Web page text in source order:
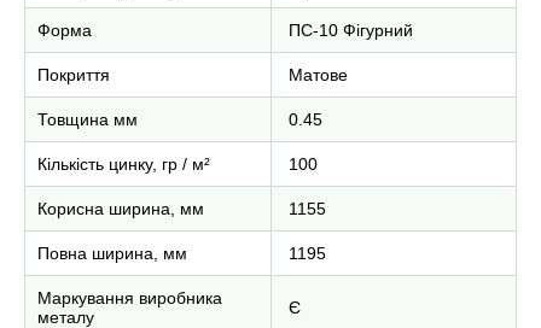
Форма ПС-10 Фігурний
Покриття Матове
Товщина мм 0.45
Кількість цинку, гр / м² 100
Корисна ширина, мм 1155
Повна ширина, мм 1195
Маркування виробника
металу
Є